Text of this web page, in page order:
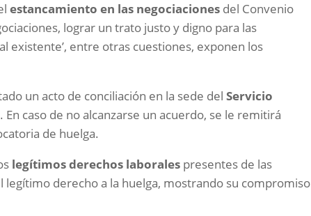
estancamiento en las negociaciones del Convenio
lograr un trato justo y digno para las
existente’, entre otras cuestiones, exponen los
un acto de conciliación en la sede delServicio
. En caso de no alcanzarse un acuerdo, se le remitirá
de huelga.
legítimos derechos laborales presentes de las
derecho a la huelga, mostrando su compromiso